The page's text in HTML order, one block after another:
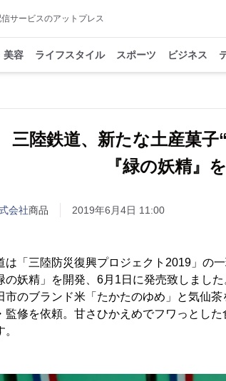
サービスのアットプレス
美容 ライフスタイル スポーツ ビジネス
三陸鉄道、新たな土産菓
『緑の妖精』
会社商品 2019年6月4日 11:00
「三陸防災復興プロジェクト2019」の
の妖精」を開発、6月1日に発売致しました
のブランド米「たかたのゆめ」と気仙
監修を依頼。甘さひかえめでフワっとし